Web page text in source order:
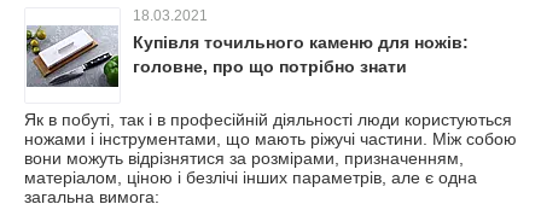
18.03.2021
Купівля точильного каменю для ножів:
головне, про що потрібно знати
Як в побуті, так і в професійній діяльності люди користуються
ножами і інструментами, що мають ріжучі частини. Між собою
вони можуть відрізнятися за розмірами, призначенням,
матеріалом, ціною і безлічі інших параметрів, але є одна
загальна вимога: